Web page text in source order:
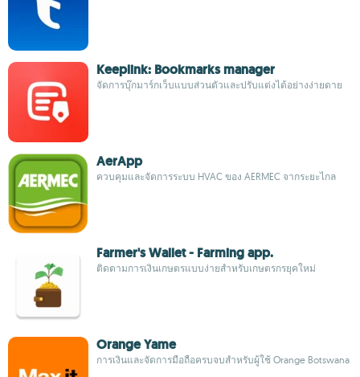
Keeplink: Bookmarks manager
จัดการบุ๊กมาร์กเว็บแบบส่วนตัวและปรับแต่งได้อย่างง่ายดาย
AerApp
ควบคุมและจัดการระบบ HVAC ของ AERMEC จากระยะไกล
Farmer's Wallet - Farming app.
ติดตามการเงินเกษตรแบบง่ายสำหรับเกษตรกรยุคใหม่
Orange Yame
การเงินและจัดการมือถือครบจบสำหรับผู้ใช้ Orange Botswana